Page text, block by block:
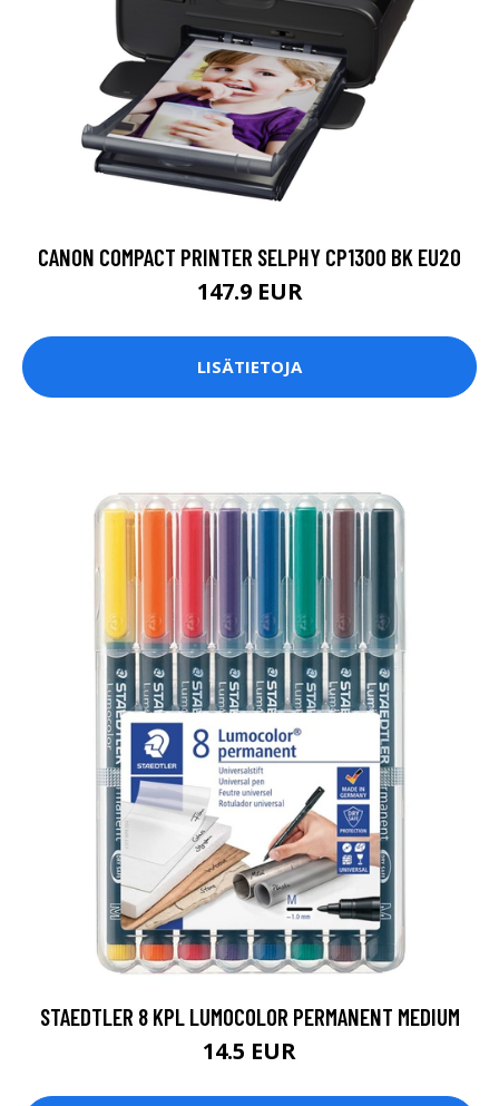
CANON COMPACT PRINTER SELPHY CP1300 BK EU20
147.9 EUR
LISÄTIETOJA
STAEDTLER 8 KPL LUMOCOLOR PERMANENT MEDIUM
14.5 EUR